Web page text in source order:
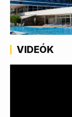
VIDEÓK